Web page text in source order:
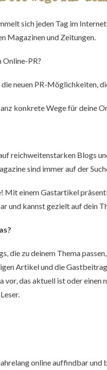
sich jeden Tag im
Magazinen und Zeitungen.
Online-PR?
neuen PR-Möglichkeiten,
konkrete Wege für deine
reichweitenstarken Blogs
sind immer auf der
Mit einem Gastartikel
und kannst gezielt auf dein
die zu deinem Thema
Artikel und die
vor, das aktuell ist oder
online auffindbar und